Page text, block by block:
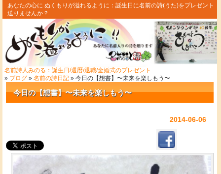
あなたの心に ぬくもりが溢れるように：誕生日に名前の詩(うた)をプレゼント
送りませんか？
名前詩人みのる：誕生日/還暦/退職/金婚式のプレゼント
» ブログ »名前の詩日記 » 今日の【想書】〜未来を楽しもう〜
今日の【想書】〜未来を楽しもう〜
2014-06-06